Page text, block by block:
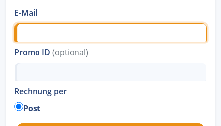
E-Mail
Promo ID (optional)
Rechnung per
Post